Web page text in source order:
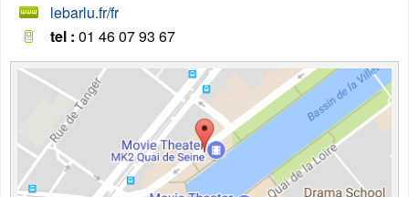
lebarlu.fr/fr
tel : 01 46 07 93 67